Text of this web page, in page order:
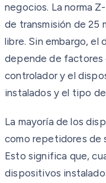
negocios. La norma
de transmisión de 25
libre. Sin embargo, el
depende de factores
controlador y el
instalados y el tipo
La mayoría de los
como repetidores de
Esto significa que,
dispositivos